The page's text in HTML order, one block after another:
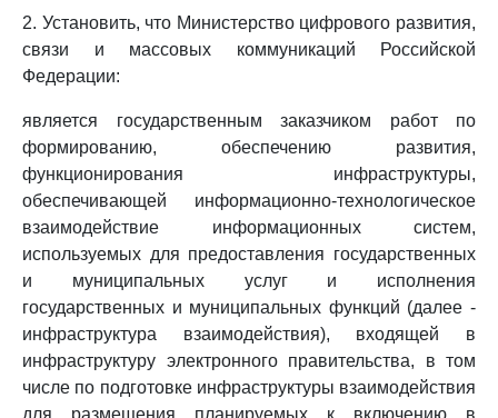
2. Установить, что Министерство цифрового развития,
связи и массовых коммуникаций Российской
Федерации:
является государственным заказчиком работ по
формированию, обеспечению развития,
функционирования инфраструктуры,
обеспечивающей информационно-технологическое
взаимодействие информационных систем,
используемых для предоставления государственных
и муниципальных услуг и исполнения
государственных и муниципальных функций (далее -
инфраструктура взаимодействия), входящей в
инфраструктуру электронного правительства, в том
числе по подготовке инфраструктуры взаимодействия
для размещения планируемых к включению в